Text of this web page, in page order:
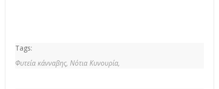
Tags:
Φυτεία κάνναβης, Νότια Κυνουρία,